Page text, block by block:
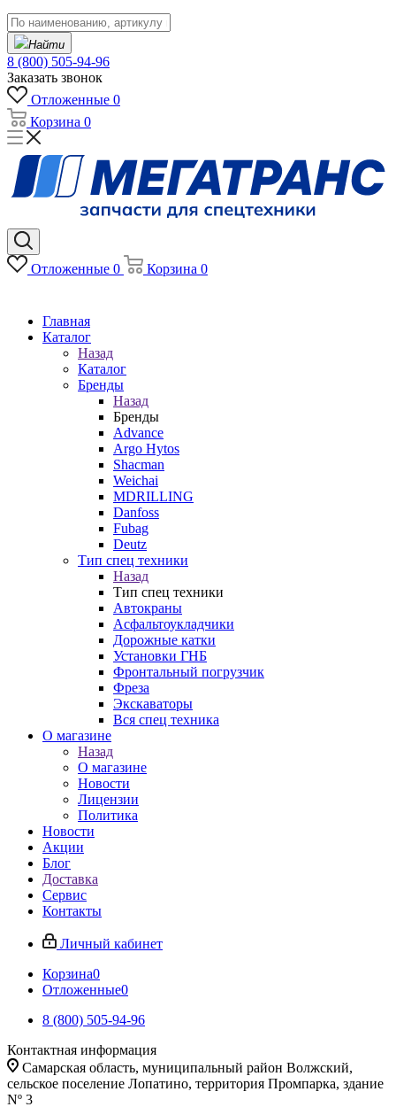
Найти
8 (800) 505-94-96
Заказать звонок
Отложенные 0
Корзина 0
Отложенные 0 Корзина 0
Главная
Каталог
Назад
Каталог
Бренды
Назад
Бренды
Advance
Argo Hytos
Shacman
Weichai
MDRILLING
Danfoss
Fubag
Deutz
Тип спец техники
Назад
Тип спец техники
Автокраны
Асфальтоукладчики
Дорожные катки
Установки ГНБ
Фронтальный погрузчик
Фреза
Экскаваторы
Вся спец техника
О магазине
Назад
О магазине
Новости
Лицензии
Политика
Новости
Акции
Блог
Доставка
Сервис
Контакты
Личный кабинет
Корзина0
Отложенные0
8 (800) 505-94-96
Контактная информация
Самарская область, муниципальный район Волжский,
сельское поселение Лопатино, территория Промпарка, здание
Nº 3